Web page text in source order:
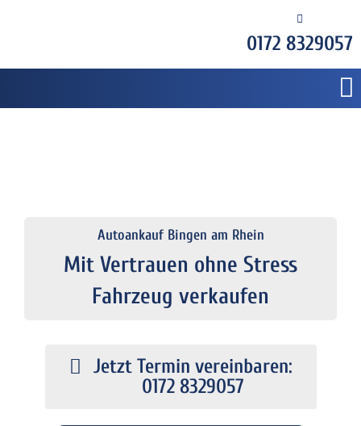
0172 8329057
Autoankauf Bingen am Rhein
Mit Vertrauen ohne Stress
Fahrzeug verkaufen
Jetzt Termin vereinbaren:
0172 8329057